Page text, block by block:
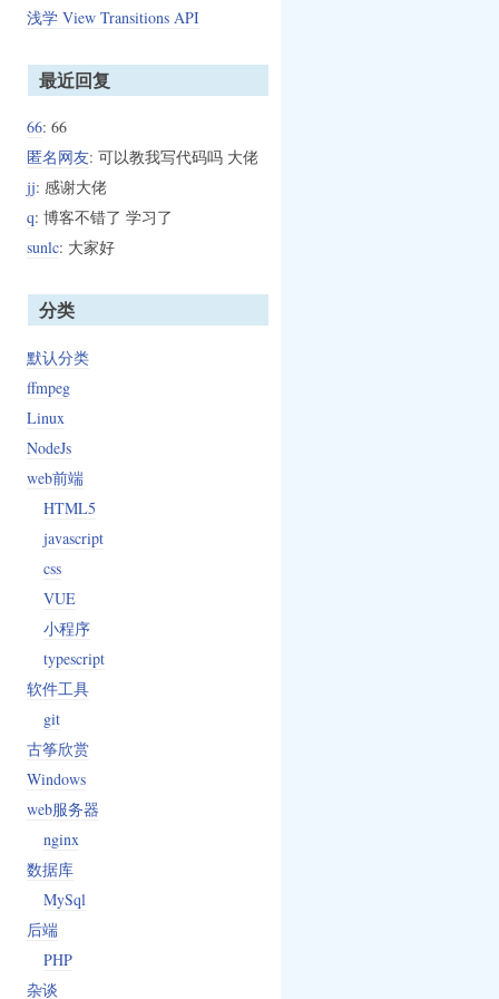
浅学 View Transitions API
最近回复
66: 66
匿名网友: 可以教我写代码吗 大佬
jj: 感谢大佬
q: 博客不错了 学习了
sunlc: 大家好
分类
默认分类
ffmpeg
Linux
NodeJs
web前端
HTML5
javascript
css
VUE
小程序
typescript
软件工具
git
古筝欣赏
Windows
web服务器
nginx
数据库
MySql
后端
PHP
杂谈